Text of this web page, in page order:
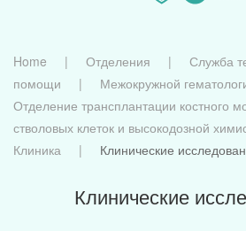
Home Отделения
Служба
помощи
Межокружной
Отделение трансплантации костного
стволовых клеток и высокодозной
Клиника
Клинические
Клинические